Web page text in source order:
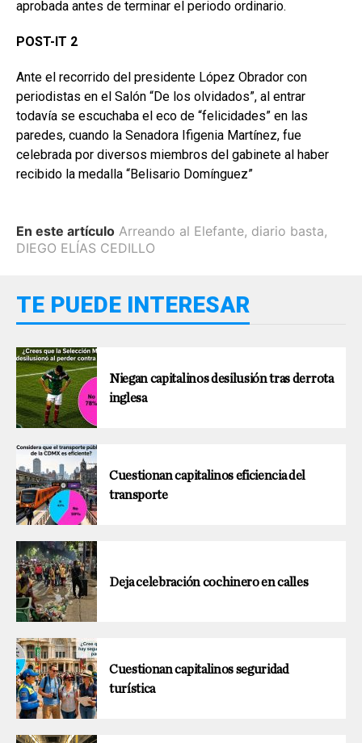
aprobada antes de terminar el periodo ordinario.
POST-IT 2
Ante el recorrido del presidente López Obrador con
periodistas en el Salón “De los olvidados”, al entrar
todavía se escuchaba el eco de “felicidades” en las
paredes, cuando la Senadora Ifigenia Martínez, fue
celebrada por diversos miembros del gabinete al haber
recibido la medalla “Belisario Domínguez”
En este artículo Arreando al Elefante, diario basta,
DIEGO ELÍAS CEDILLO
TE PUEDE INTERESAR
Niegan capitalinos desilusión tras derrota
inglesa
Cuestionan capitalinos eficiencia del
transporte
Deja celebración cochinero en calles
Cuestionan capitalinos seguridad
turística